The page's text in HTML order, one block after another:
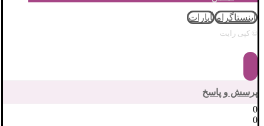
اینستاگرام آپارات
© کپی رایت
پرسش و پاسخ
0
0